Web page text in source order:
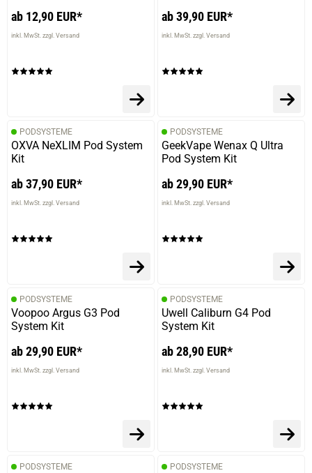
ab 12,90 EUR*
inkl. MwSt. zzgl. Versand
ab 39,90 EUR*
inkl. MwSt. zzgl. Versand
PODSYSTEME
OXVA NeXLIM Pod System
Kit
ab 37,90 EUR*
inkl. MwSt. zzgl. Versand
PODSYSTEME
GeekVape Wenax Q Ultra
Pod System Kit
ab 29,90 EUR*
inkl. MwSt. zzgl. Versand
PODSYSTEME
Voopoo Argus G3 Pod
System Kit
ab 29,90 EUR*
inkl. MwSt. zzgl. Versand
PODSYSTEME
Uwell Caliburn G4 Pod
System Kit
ab 28,90 EUR*
inkl. MwSt. zzgl. Versand
PODSYSTEME PODSYSTEME